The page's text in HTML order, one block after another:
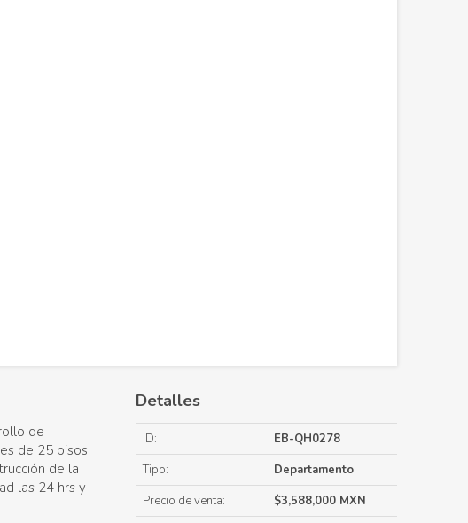
de
de 25 pisos
de la
las 24 hrs y
Detalles
ID:
EB-QH0278
Tipo:
Departamento
Precio de venta:
$3,588,000 MXN